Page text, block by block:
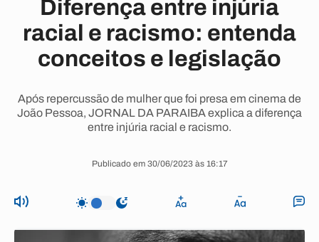
Diferença entre injúria
racial e racismo: entenda
conceitos e legislação
Após repercussão de mulher que foi presa em cinema de
João Pessoa, JORNAL DA PARAIBA explica a diferença
entre injúria racial e racismo.
Publicado em 30/06/2023 às 16:17